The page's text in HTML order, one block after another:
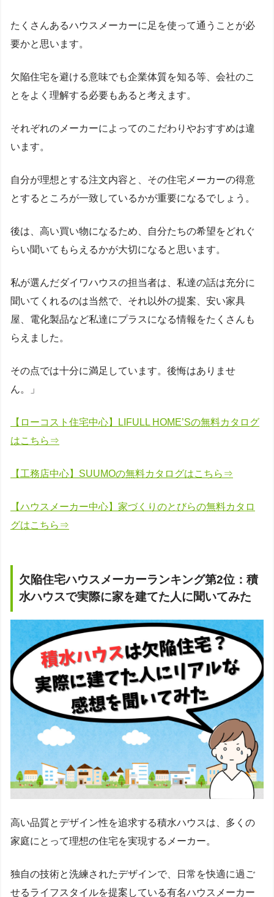
たくさんあるハウスメーカーに足を使って通うことが必
要かと思います。
欠陥住宅を避ける意味でも企業体質を知る等、会社のこ
とをよく理解する必要もあると考えます。
それぞれのメーカーによってのこだわりやおすすめは違
います。
自分が理想とする注文内容と、その住宅メーカーの得意
とするところが一致しているかが重要になるでしょう。
後は、高い買い物になるため、自分たちの希望をどれぐ
らい聞いてもらえるかが大切になると思います。
私が選んだダイワハウスの担当者は、私達の話は充分に
聞いてくれるのは当然で、それ以外の提案、安い家具
屋、電化製品など私達にプラスになる情報をたくさんも
らえました。
その点では十分に満足しています。後悔はありませ
ん。」
【ローコスト住宅中心】LIFULL HOME’Sの無料カタログ
はこちら⇒
【工務店中心】SUUMOの無料カタログはこちら⇒
【ハウスメーカー中心】家づくりのとびらの無料カタロ
グはこちら⇒
欠陥住宅ハウスメーカーランキング第2位：積
水ハウスで実際に家を建てた人に聞いてみた
高い品質とデザイン性を追求する積水ハウスは、多くの
家庭にとって理想の住宅を実現するメーカー。
独自の技術と洗練されたデザインで、日常を快適に過ご
せるライフスタイルを提案している有名ハウスメーカー